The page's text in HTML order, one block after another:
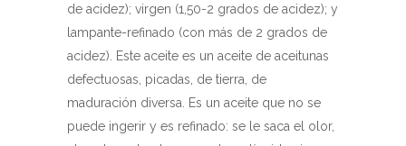
de acidez); virgen (1,50-2 grados de acidez); y
lampante-refinado (con más de 2 grados de
acidez). Este aceite es un aceite de aceitunas
defectuosas, picadas, de tierra, de
maduración diversa. Es un aceite que no se
puede ingerir y es refinado: se le saca el olor,